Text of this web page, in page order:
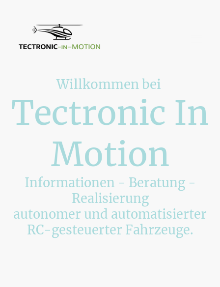
Willkommen bei
Tectronic In
Motion
Informationen - Beratung -
Realisierung
autonomer und automatisierter
RC-gesteuerter Fahrzeuge.